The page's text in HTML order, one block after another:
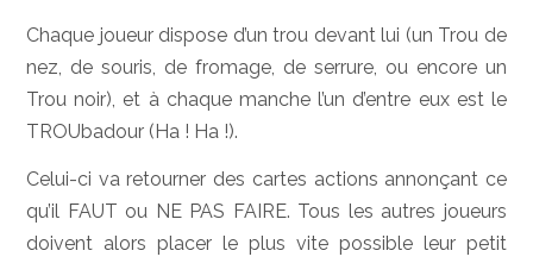
Chaque joueur dispose d’un trou devant lui (un Trou de
nez, de souris, de fromage, de serrure, ou encore un
Trou noir), et à chaque manche l’un d’entre eux est le
TROUbadour (Ha ! Ha !).
Celui-ci va retourner des cartes actions annonçant ce
qu’il FAUT ou NE PAS FAIRE. Tous les autres joueurs
doivent alors placer le plus vite possible leur petit